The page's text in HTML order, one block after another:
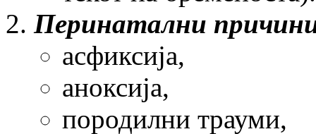
Перинатални
асфиксија,
аноксија,
породилни трауми,